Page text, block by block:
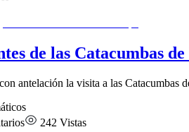
de las Catacumbas
antelación la visita a las Catacumbas
242 Vistas